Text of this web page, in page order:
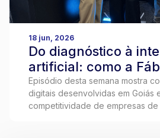
18 jun, 2026
Do diagnóstico à
artificial: como a
Software do Senai
empresas a inovar
Episódio desta semana mostra
digitais desenvolvidas em Goiás
competitividade de empresas